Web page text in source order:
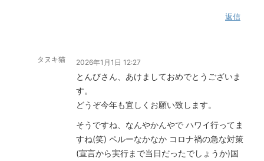
返信
タヌキ猫 2026年1月1日 12:27
とんびさん、あけましておめでとうございま
す。
どうぞ今年も宜しくお願い致します。
そうですね、なんやかんやで ハワイ行ってま
すね(笑) ペルーなかなか コロナ禍の急な対策
(宣言から実行まで当日だったでしょうか)国